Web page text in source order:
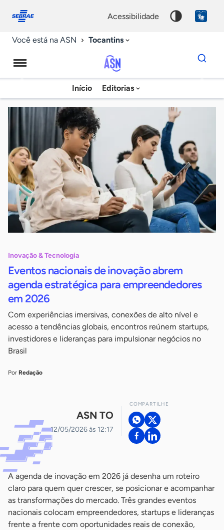
conosco
acessibilidade
Você está na ASN Tocantins
Agência
Sebrae
Notícias
Início Editorias
Dados
para
chave
Inovação & Tecnologia
Eventos nacionais de inovação abrem
agenda estratégica para empreendedores
em 2026
Com experiências imersivas, conexões de alto nível e
acesso a tendências globais, encontros reúnem startups,
investidores e lideranças para impulsionar negócios no
Brasil
Por Redação
ASN TO
12/05/2026 às 12:17
COMPARTILHE
A agenda de inovação em 2026 já desenha um roteiro
claro para quem quer crescer, se posicionar e acompanhar
as transformações do mercado. Três grandes eventos
nacionais colocam empreendedores, startups e lideranças
frente a frente com oportunidades reais de conexão,